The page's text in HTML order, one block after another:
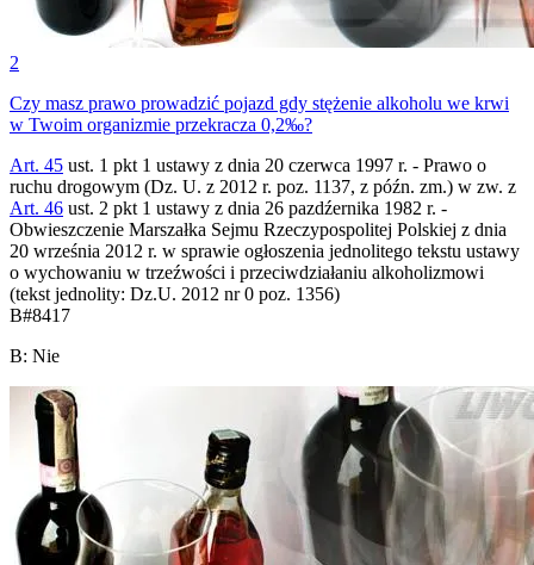
2
Czy masz prawo prowadzić pojazd gdy stężenie alkoholu we krwi
w Twoim organizmie przekracza 0,2‰?
Art. 45 ust. 1 pkt 1 ustawy z dnia 20 czerwca 1997 r. - Prawo o
ruchu drogowym (Dz. U. z 2012 r. poz. 1137, z późn. zm.) w zw. z
Art. 46 ust. 2 pkt 1 ustawy z dnia 26 pazdźernika 1982 r. -
Obwieszczenie Marszałka Sejmu Rzeczypospolitej Polskiej z dnia
20 września 2012 r. w sprawie ogłoszenia jednolitego tekstu ustawy
o wychowaniu w trzeźwości i przeciwdziałaniu alkoholizmowi
(tekst jednolity: Dz.U. 2012 nr 0 poz. 1356)
B#8417
B: Nie